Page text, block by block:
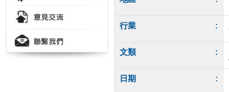
行業 :
文類 :
日期 :